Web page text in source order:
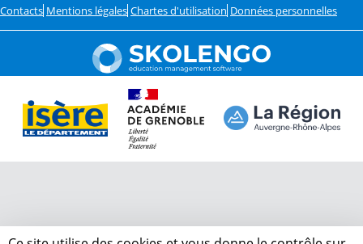
Contacts Mentions légales Chartes d'utilisation Données personnelles